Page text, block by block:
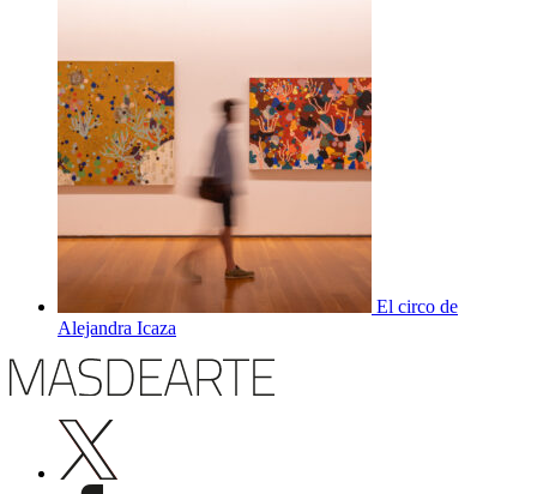
El circo de
Alejandra Icaza